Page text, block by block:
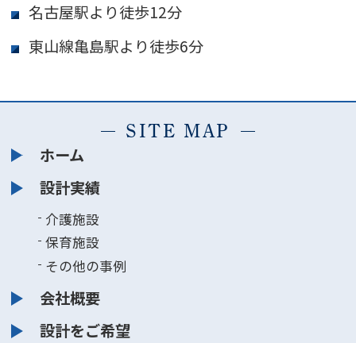
名古屋駅より徒歩12分
東山線亀島駅より徒歩6分
SITE MAP
ホーム
設計実績
介護施設
保育施設
その他の事例
会社概要
設計をご希望